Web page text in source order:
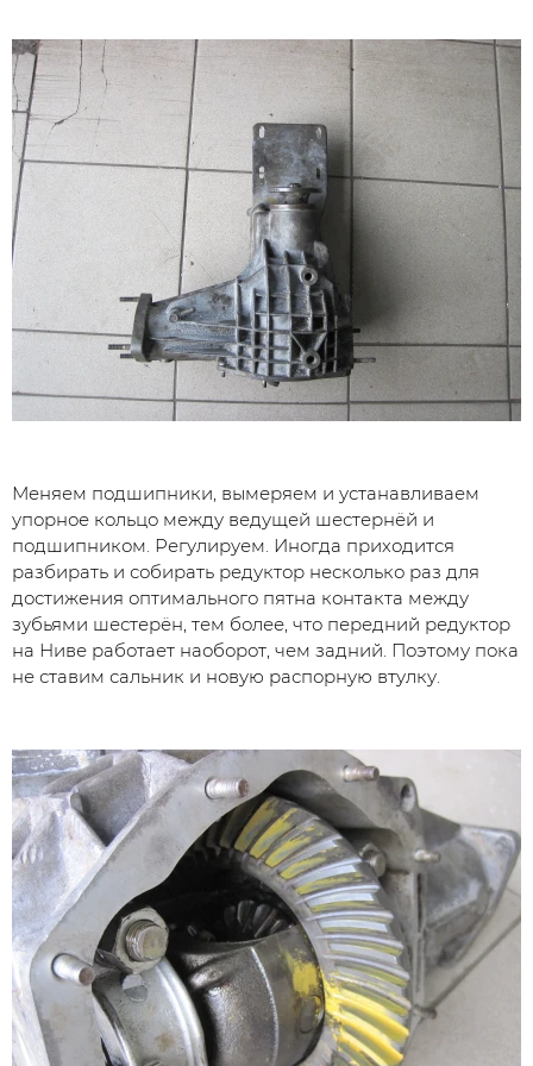
Меняем подшипники, вымеряем и устанавливаем
упорное кольцо между ведущей шестернёй и
подшипником. Регулируем. Иногда приходится
разбирать и собирать редуктор несколько раз для
достижения оптимального пятна контакта между
зубьями шестерён, тем более, что передний редуктор
на Ниве работает наоборот, чем задний. Поэтому пока
не ставим сальник и новую распорную втулку.